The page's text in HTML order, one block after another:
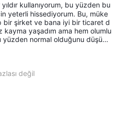
kullanıyorum, bu yüzden bu
yeterli hissediyorum. Bu, müke
bir şirket ve bana iyi bir ticaret d
yaşadım ama hem olumlu
normal olduğunu düşünü
değil